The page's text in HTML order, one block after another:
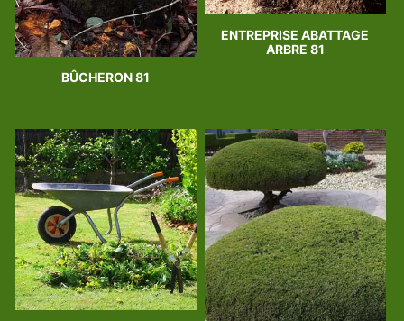
BÛCHERON 81
ENTREPRISE ABATTAGE
ARBRE 81